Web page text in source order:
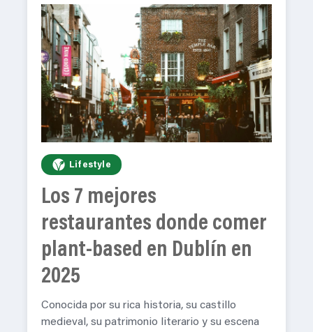
Lifestyle
Los 7 mejores
restaurantes donde comer
plant-based en Dublín en
2025
Conocida por su rica historia, su castillo
medieval, su patrimonio literario y su escena